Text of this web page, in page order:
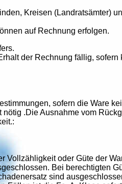
Kreisen (Landratsämter)
auf Rechnung erfolgen.
der Rechnung fällig,
sofern die Ware
.Die Ausnahme vom
oder Güte der
Bei berechtigten
sind